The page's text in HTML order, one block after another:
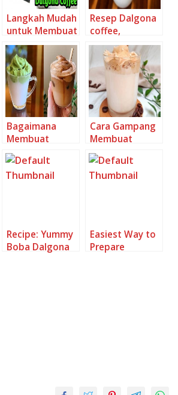
Langkah Mudah
untuk Membuat
Dalgona Coffee
Anti Gagal
Resep Dalgona
coffee,
Sempurna
Bagaimana
Membuat
Thaitea
Dalgona Milo
Anti Gagal
Cara Gampang
Membuat
Dalgona thai
tea, Bisa
Manjain Lidah
Recipe: Yummy
Boba Dalgona
Easiest Way to
Prepare